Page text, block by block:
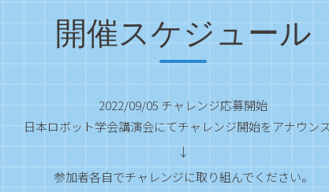
た。今年度は、より実践的なデータ、課題を用いて「ナ
全を目指して〜」という名前でチャレンジを開催いたしま
開催スケジュール
2022/09/05 チャレンジ応募開始
日本ロボット学会講演会にてチャレンジ開始をアナウン
↓
参加者各自でチャレンジに取り組んでください。